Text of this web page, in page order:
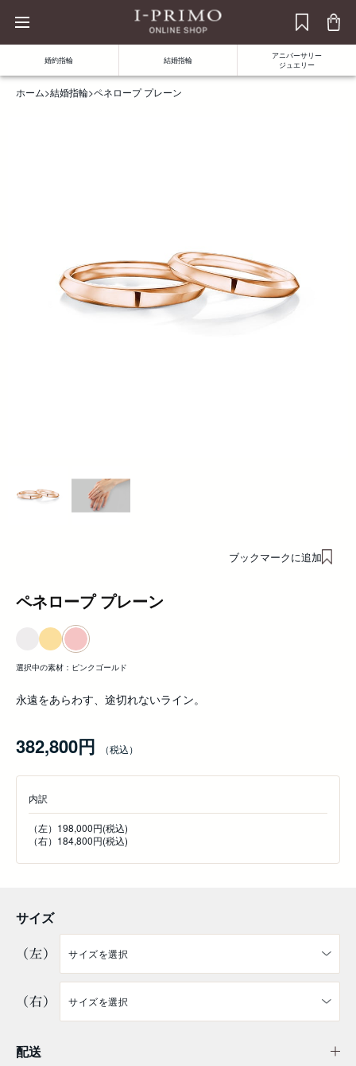
婚約指輪 結婚指輪
アニバーサリー
ジュエリー
ホーム>結婚指輪>ペネロープ プレーン
ブックマークに追加
ペネロープ プレーン
選択中の素材： ピンクゴールド
永遠をあらわす、途切れないライン。
382,800円
内訳
（左）198,000円(税込)
（右）184,800円(税込)
サイズ
（左）
（右）
配送